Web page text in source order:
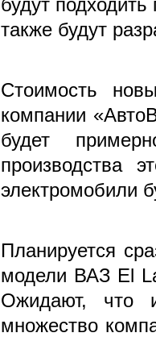
будут
также будут
Стоимость
компании
будет
производства
электромобили
Планируется
модели ВАЗ El
Ожидают, что
множество